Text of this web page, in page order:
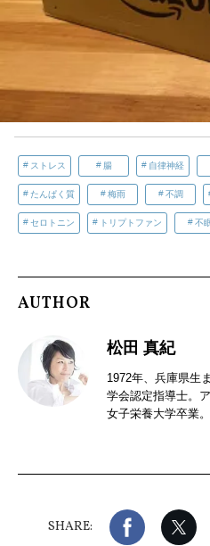
ストレス 腸 自律神経
たんぱく質 梅雨 不調
セロトニン トリプトファン 不
AUTHOR
松田 真紀
1972年、兵庫県生
学会認定指導士。
女子栄養大学卒業
通など広告代理店
末辿り着いた、外
クして食事を楽し
SHARE:
Facebook